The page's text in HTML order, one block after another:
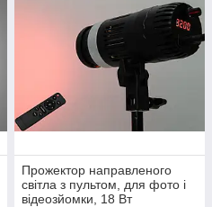
Прожектор направленого
світла з пультом, для фото і
відеозйомки, 18 Вт